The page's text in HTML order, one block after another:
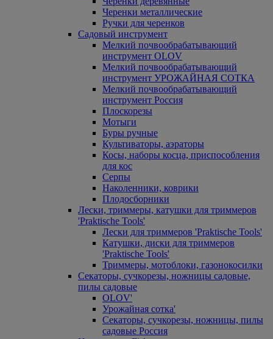
Черенки металлические
Ручки для черенков
Садовый инструмент
Мелкий почвообрабатывающий
инструмент OLOV
Мелкий почвообрабатывающий
инструмент УРОЖАЙНАЯ СОТКА
Мелкий почвообрабатывающий
инструмент Россия
Плоскорезы
Мотыги
Буры ручные
Культиваторы, аэраторы
Косы, наборы косца, приспособления
для кос
Серпы
Наколенники, коврики
Плодосборники
Лески, триммеры, катушки для триммеров
'Praktische Tools'
Лески для триммеров 'Praktische Tools'
Катушки, диски для триммеров
'Praktische Tools'
Триммеры, мотоблоки, газонокосилки
Секаторы, сучкорезы, ножницы садовые,
пилы садовые
OLOV'
Урожайная сотка'
Секаторы, сучкорезы, ножницы, пилы
садовые Россия